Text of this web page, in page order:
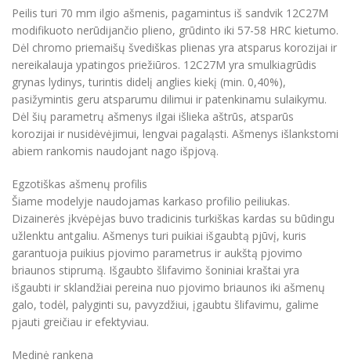
Peilis turi 70 mm ilgio ašmenis, pagamintus iš sandvik 12C27M
modifikuoto nerūdijančio plieno, grūdinto iki 57-58 HRC kietumo.
Dėl chromo priemaišų švediškas plienas yra atsparus korozijai ir
nereikalauja ypatingos priežiūros. 12C27M yra smulkiagrūdis
grynas lydinys, turintis didelį anglies kiekį (min. 0,40%),
pasižymintis geru atsparumu dilimui ir patenkinamu sulaikymu.
Dėl šių parametrų ašmenys ilgai išlieka aštrūs, atsparūs
korozijai ir nusidėvėjimui, lengvai pagaląsti. Ašmenys išlankstomi
abiem rankomis naudojant nago išpjovą.
Egzotiškas ašmenų profilis
Šiame modelyje naudojamas karkaso profilio peiliukas.
Dizainerės įkvėpėjas buvo tradicinis turkiškas kardas su būdingu
užlenktu antgaliu. Ašmenys turi puikiai išgaubtą pjūvį, kuris
garantuoja puikius pjovimo parametrus ir aukštą pjovimo
briaunos stiprumą. Išgaubto šlifavimo šoniniai kraštai yra
išgaubti ir sklandžiai pereina nuo pjovimo briaunos iki ašmenų
galo, todėl, palyginti su, pavyzdžiui, įgaubtu šlifavimu, galime
pjauti greičiau ir efektyviau.
Medinė rankena